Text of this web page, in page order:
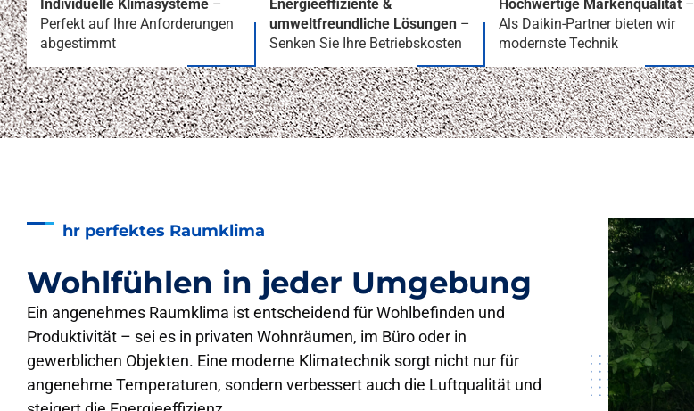
Individuelle Klimasysteme –
Perfekt auf Ihre Anforderungen
abgestimmt
Energieeffiziente &
umweltfreundliche Lösungen–
Senken Sie Ihre Betriebskosten
Hochwertige Markenqualität–
Als Daikin-Partner bieten wir
modernste Technik
hr perfektes Raumklima
Wohlfühlen in jeder Umgebung
Ein angenehmes Raumklima ist entscheidend für Wohlbefinden und
Produktivität – sei es in privaten Wohnräumen, im Büro oder in
gewerblichen Objekten. Eine moderne Klimatechnik sorgt nicht nur für
angenehme Temperaturen, sondern verbessert auch die Luftqualität und